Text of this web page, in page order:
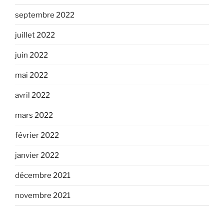
septembre 2022
juillet 2022
juin 2022
mai 2022
avril 2022
mars 2022
février 2022
janvier 2022
décembre 2021
novembre 2021